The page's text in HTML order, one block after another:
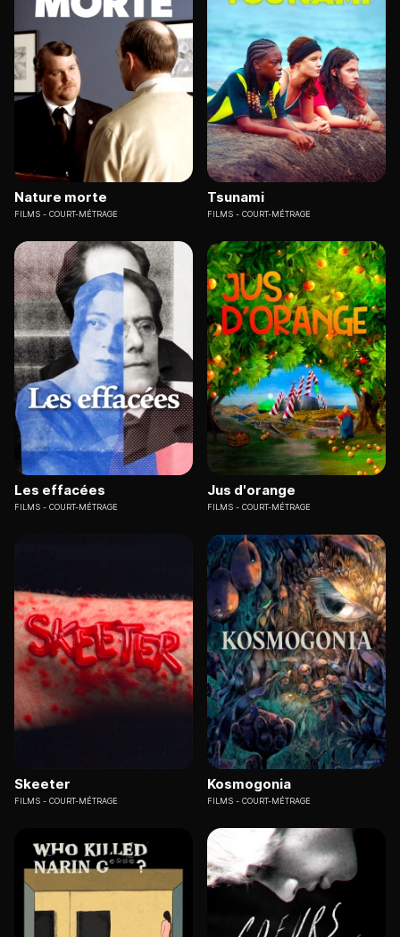
Nature morte
FILMS COURT-MÉTRAGE
Tsunami
FILMS COURT-MÉTRAGE
Les effacées
FILMS COURT-MÉTRAGE
Jus d'orange
FILMS COURT-MÉTRAGE
Skeeter
FILMS COURT-MÉTRAGE
Kosmogonia
FILMS COURT-MÉTRAGE